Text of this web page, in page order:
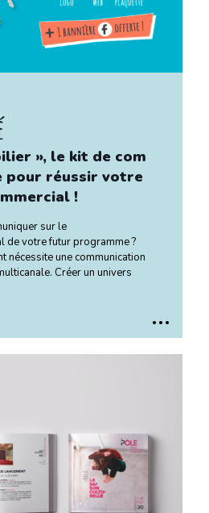
», le kit de com
pour réussir votre
!
sur le
de votre futur programme ?
nécessite une communication
Créer un univers
...